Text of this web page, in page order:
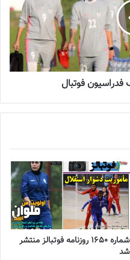
داشته باشد
ایران گفت : سطح اردوی تیم ملی
فوتبال بانوان ایران در خصوص
انزلی گفت : سطح اردو خیلی خوب
تیم ملی در کمپ ملی بودیم
و توانستیم از امکانات شهر نیز
دنبال کنید
فوتسال زنان
فوتبال
شماره 1650 روزنامه فوتبالز منتشر
شد